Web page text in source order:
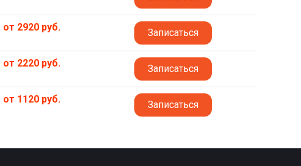
от 2920 руб. Записаться
от 2220 руб. Записаться
от 1120 руб. Записаться